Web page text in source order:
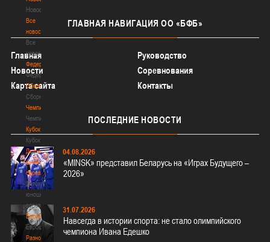
Новости
Все
новости
Все
новости
Федерация
Федерация
Сборные
Сборные
Чемпионат
Чемпионат
Кубок
Кубок
Детско-
юношеские
соревнования
Детско-
юношеские
соревнования
Еврокубки
Еврокубки
Разное
ГЛАВНАЯ НАВИГАЦИЯ ОО «БФБ»
Главная
Руководство
Новости
Соревнования
Карта сайта
Контакты
ПОСЛЕДНИЕ НОВОСТИ
04.08.2026
«MINSK» представил Беларусь на «Играх Будущего –
2026»
31.07.2026
Навсегда в истории спорта: не стало олимпийского
чемпиона Ивана Едешко